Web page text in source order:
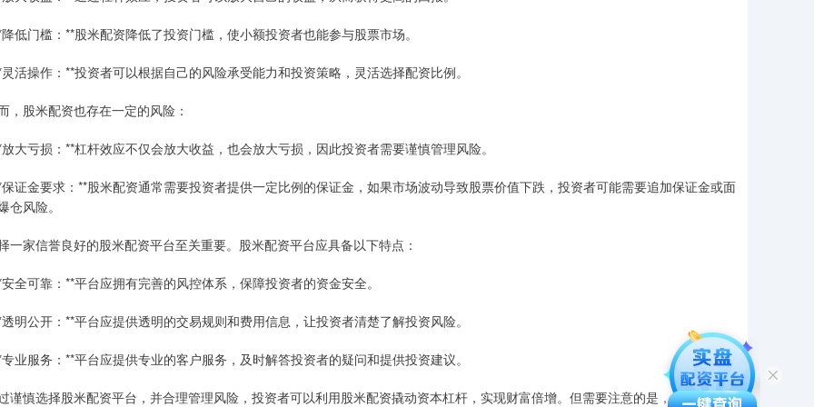
低门槛：**股米配资降低了投资门槛，使小额投资者也能参与股票市场。
活操作：**投资者可以根据自己的风险承受能力和投资策略，灵活选择配资比例。
，股米配资也存在一定的风险：
大亏损：**杠杆效应不仅会放大收益，也会放大亏损，因此投资者需要谨慎管理风险。
证金要求：**股米配资通常需要投资者提供一定比例的保证金，如果市场波动导致股票价值下跌，投资者可能需要追加保证金或面
仓风险。
一家信誉良好的股米配资平台至关重要。股米配资平台应具备以下特点：
全可靠：**平台应拥有完善的风控体系，保障投资者的资金安全。
明公开：**平台应提供透明的交易规则和费用信息，让投资者清楚了解投资风险。
业服务：**平台应提供专业的客户服务，及时解答投资者的疑问和提供投资建议。
谨慎选择股米配资平台，并合理管理风险，投资者可以利用股米配资撬动资本杠杆，实现财富倍增。但需要注意的是，股米配资是